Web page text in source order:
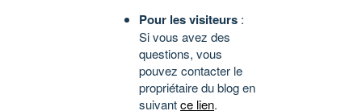
Pour les visiteurs :
Si vous avez des
questions, vous
pouvez contacter le
propriétaire du blog en
suivantce lien.